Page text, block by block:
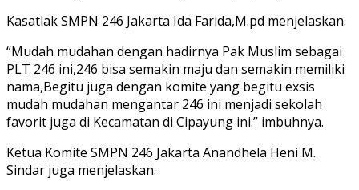
Kasatlak SMPN 246 Jakarta Ida Farida,M.pd menjelaskan.
“Mudah mudahan dengan hadirnya Pak Muslim sebagai
PLT 246 ini,246 bisa semakin maju dan semakin memiliki
nama,Begitu juga dengan komite yang begitu exsis
mudah mudahan mengantar 246 ini menjadi sekolah
favorit juga di Kecamatan di Cipayung ini.” imbuhnya.
Ketua Komite SMPN 246 Jakarta Anandhela Heni M.
Sindar juga menjelaskan.